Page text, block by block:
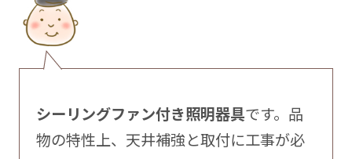
シーリングファン付き照明器具です。品
物の特性上、天井補強と取付に工事が必